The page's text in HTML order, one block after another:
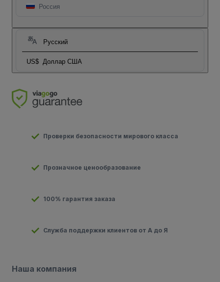
Россия
Русский
US$ Доллар США
Проверки безопасности мирового класса
Прозначное ценообразование
100% гарантия заказа
Служба поддержки клиентов от А до Я
Наша компания